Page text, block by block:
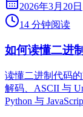
2026年3月20日
14 分钟阅读
如何读懂二进
读懂二进制代码
解码、ASCII 与
Python 与